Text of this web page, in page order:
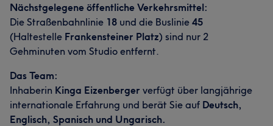
Nächstgelegene öffentliche Verkehrsmittel:
Die Straßenbahnlinie 18 und die Buslinie 45
(Haltestelle Frankensteiner Platz) sind nur 2
Gehminuten vom Studio entfernt.
Das Team:
Inhaberin Kinga Eizenberger verfügt über langjährige
internationale Erfahrung und berät Sie auf Deutsch,
Englisch, Spanisch und Ungarisch.